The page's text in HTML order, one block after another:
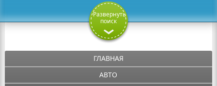
Развернуть
поиск
ГЛАВНАЯ
АВТО